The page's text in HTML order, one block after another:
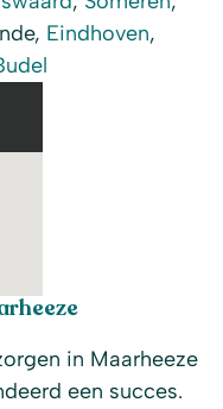
Eindhoven,
in Maarheeze
een succes.